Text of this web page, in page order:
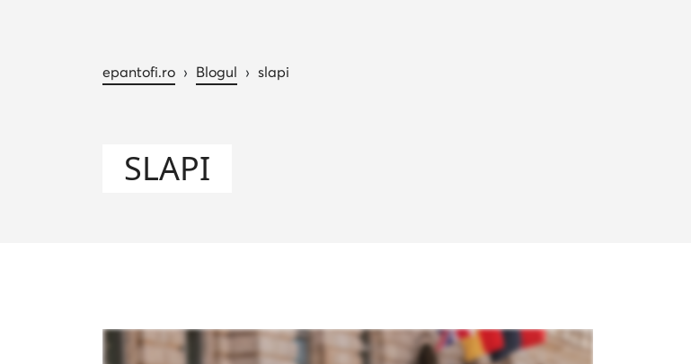
epantofi.ro › Blogul › slapi
SLAPI